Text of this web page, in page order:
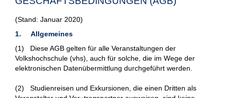
(Stand: Januar 2020)
1. Allgemeines
(1) Diese AGB gelten für alle Veranstaltungen der
Volkshochschule (vhs), auch für solche, die im Wege der
elektronischen Datenübermittlung durchgeführt werden.
(2) Studienreisen und Exkursionen, die einen Dritten als